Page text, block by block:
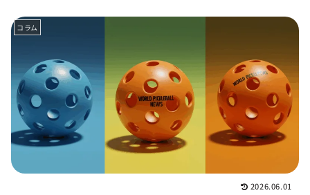
コラム
2026.06.01